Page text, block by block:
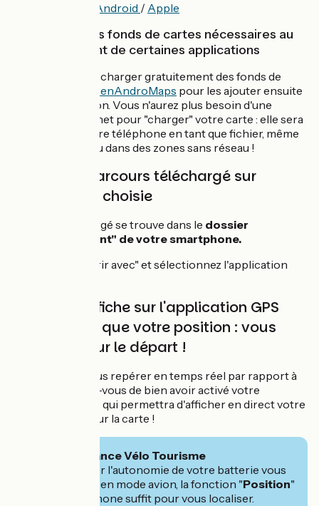
Android / Apple
Télécharger les fonds de cartes nécessaires au
fonctionnement de certaines applications
Vous pouvez télécharger gratuitement des fonds de
OpenAndroMaps pour les ajouter ensuite
à votre application. Vous n'aurez plus besoin d'une
connexion internet pour "charger" votre carte : elle sera
présente sur votre téléphone en tant que fichier, même
en mode avion ou dans des zones sans réseau !
Affichez le parcours téléchargé sur
l'application choisie
Le tracé téléchargé se trouve dans le dossier
"Téléchargement" de votre smartphone.
Cliquez sur "Ouvrir avec" et sélectionnez l'application
Le tracé s'affiche sur l'application GPS
choisie ainsi que votre position : vous
êtes prêt pour le départ !
Pour pouvoir vous repérer en temps réel par rapport à
ce tracé, assurez-vous de bien avoir activé votre
qui permettra d'afficher en direct votre
sur la carte !
🧭 Conseil France Vélo Tourisme
Pour prolonger l'autonomie de votre batterie vous
pouvez passer en mode avion, la fonction "Position"
de votre téléphone suffit pour vous localiser.